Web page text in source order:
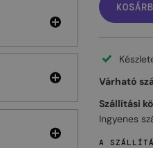
Várható
Szállítási
Ingyenes
A